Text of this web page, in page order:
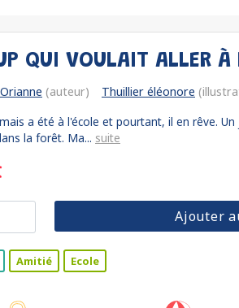
QUI VOULAIT ALLER À
(auteur) Thuillier éléonore
a été à l'école et pourtant, il en rêve.
la forêt. Ma... suite
Ajouter
Amitié Ecole